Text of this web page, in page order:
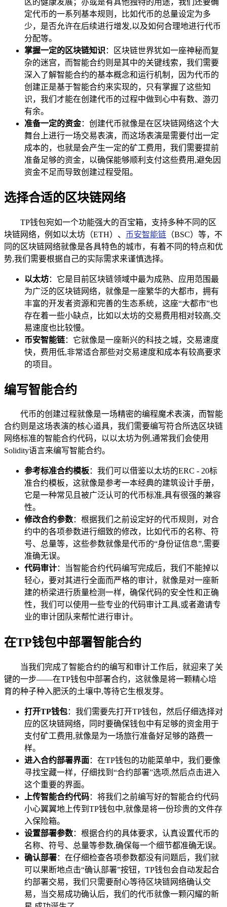
定代币的一系列基本规则，比如代币的总量设定为多
少，是否允许在后续进行增发,以及如何合理地进行代币
分配等。
掌握一定的区块链知识 ：区块链世界犹如一座神秘而复
杂的迷宫，而智能合约则是其中的关键线索，我们需要
深入了解智能合约的基本概念和运行机制，因为代币的
创建正是基于智能合约来实现的，只有掌握了这些知
识，我们才能在创建代币的过程中做到心中有数、游刃
有余。
准备一定的资金：创建代币就像是在区块链网络这个大
舞台上进行一场交易表演，而这场表演是需要付出一定
成本的，也就是会产生一定的矿工费用，我们需要提前
准备足够的资金，以确保能够顺利支付这些费用,避免因
资金不足而导致创建过程受阻。
选择合适的区块链网络
TP钱包宛如一个功能强大的百宝箱，支持多种不同的区
块链网络，例如以太坊（ETH）、 币安智能链 （BSC）等，不
同的区块链网络就像是各具特色的城市，有着不同的特点和优
势,我们需要根据自己的实际需求来谨慎选择。
以太坊：它是目前区块链领域中最为成熟、应用范围最
为广泛的区块链网络，就像是一座繁华的大都市，拥有
丰富的开发者资源和完善的生态系统，这座“大都市”也
存在着一些小缺点，比如以太坊的交易费用相对较高,交
易速度也比较慢。
币安智能链：它就像是一座新兴的科技之城，交易速度
快，费用低,非常适合那些对交易速度和成本有较高要求
的项目。
编写智能合约
代币的创建过程就像是一场精密的编程魔术表演，而智能
合约则是这场表演的核心道具，我们需要编写符合所选区块链
网络标准的智能合约代码，以以太坊为例,通常我们会使用
Solidity语言来编写智能合约。
参考标准合约模板：我们可以借鉴以太坊的ERC - 20标
准合约模板，这就像是参考一本经典的建筑设计手册，
它是一种常见且被广泛认可的代币标准,具有很强的兼容
性。
修改合约参数：根据我们之前设定好的代币规则，对合
约中的各项参数进行细致的修改，比如代币的名称、符
号、总量等，这些参数就像是代币的“身份证信息”,需要
准确无误。
代码审计：当智能合约代码编写完成后，我们不能掉以
轻心，要对其进行全面而严格的审计，就像是对一座新
建的桥梁进行质量检测一样，确保代码的安全性和正确
性，我们可以使用一些专业的代码审计工具,或者邀请专
业的审计团队来帮忙进行审计。
在TP钱包中部署智能合约
当我们完成了智能合约的编写和审计工作后，就迎来了关
键的一步——在TP钱包中部署合约，这就像是将一颗精心培
育的种子种入肥沃的土壤中,等待它生根发芽。
打开TP钱包：我们需要先打开TP钱包，然后仔细选择对
应的区块链网络，同时要确保钱包中有足够的资金用于
支付矿工费用,就像是为一场旅行准备好足够的路费一
样。
进入合约部署界面：在TP钱包的功能菜单中，我们要像
寻找宝藏一样，仔细找到“合约部署”选项,然后点击进入
这个重要的界面。
上传智能合约代码：将我们之前编写好的智能合约代码
小心翼翼地上传到TP钱包中,就像是将一份珍贵的文件存
入保险箱。
设置部署参数：根据合约的具体要求，认真设置代币的
名称、符号、总量等参数,确保每一个细节都准确无误。
确认部署：在仔细检查各项参数都没有问题后，我们就
可以果断地点击“确认部署”按钮，TP钱包会自动发起合
约部署交易，我们只需要耐心等待区块链网络确认交
易，当交易成功确认后，我们的代币就像一颗闪耀的新